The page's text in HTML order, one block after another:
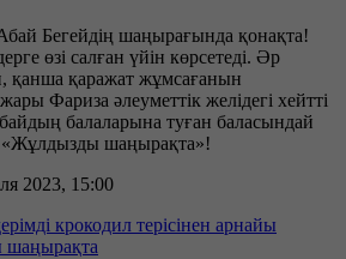
Бегейдің шаңырағында қонақта!
өзі салған үйін көрсетеді. Әр
қанша қаражат жұмсағанын
Фариза әлеуметтік желідегі хейтті
балаларына туған баласындай
шаңырақта»!
2023, 15:00
крокодил терісінен арнайы
шаңырақта